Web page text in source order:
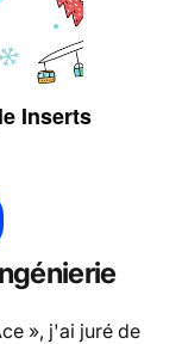
», j'ai juré de